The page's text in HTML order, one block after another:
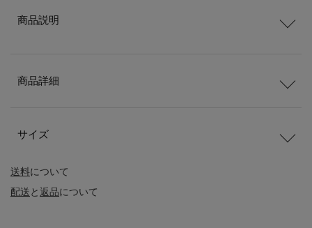
送料について
配送と返品について
商品説明
商品詳細
サイズ